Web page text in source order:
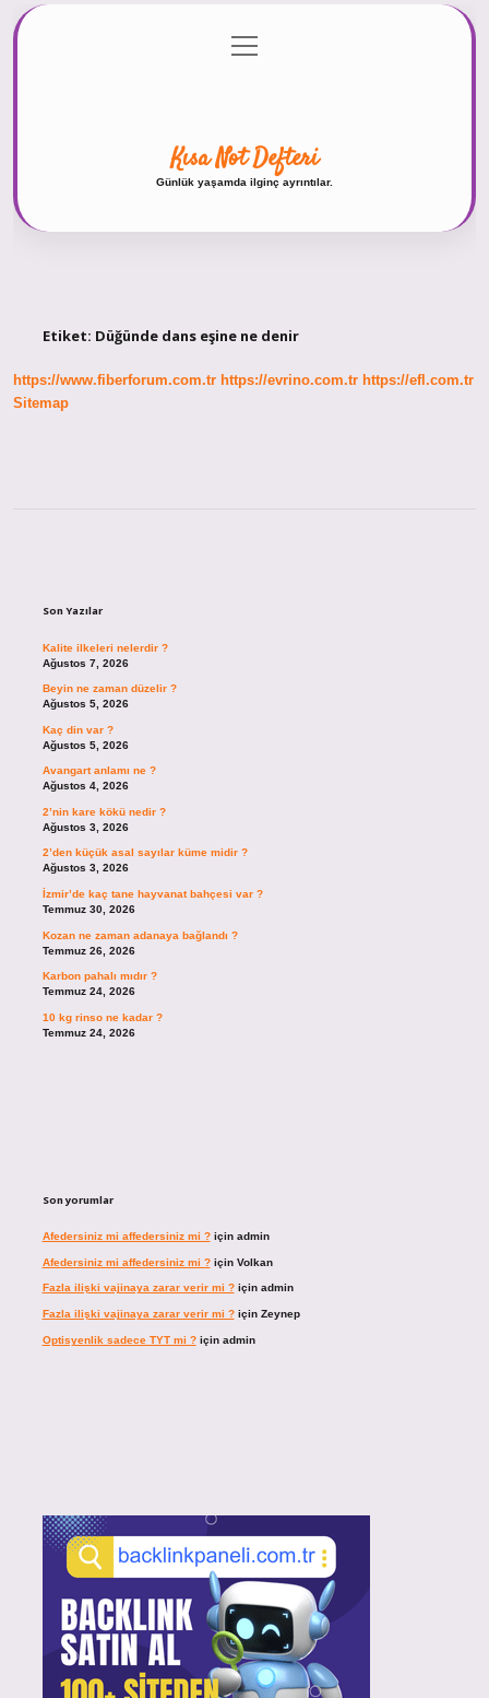
Gizlilik Politikası
menüyü
aç
Kısa Not Defteri
Günlük yaşamda ilginç ayrıntılar.
Etiket: Düğünde dans eşine ne denir
https://www.fiberforum.com.tr https://evrino.com.tr https://efl.com.tr
Sitemap
Son Yazılar
Kalite ilkeleri nelerdir ?
Ağustos 7, 2026
Beyin ne zaman düzelir ?
Ağustos 5, 2026
Kaç din var ?
Ağustos 5, 2026
Avangart anlamı ne ?
Ağustos 4, 2026
2’nin kare kökü nedir ?
Ağustos 3, 2026
2’den küçük asal sayılar küme midir ?
Ağustos 3, 2026
İzmir’de kaç tane hayvanat bahçesi var ?
Temmuz 30, 2026
Kozan ne zaman adanaya bağlandı ?
Temmuz 26, 2026
Karbon pahalı mıdır ?
Temmuz 24, 2026
10 kg rinso ne kadar ?
Temmuz 24, 2026
Son yorumlar
Afedersiniz mi affedersiniz mi ?için admin
Afedersiniz mi affedersiniz mi ?için Volkan
Fazla ilişki vajinaya zarar verir mi ?için admin
Fazla ilişki vajinaya zarar verir mi ?için Zeynep
Optisyenlik sadece TYT mi ?için admin